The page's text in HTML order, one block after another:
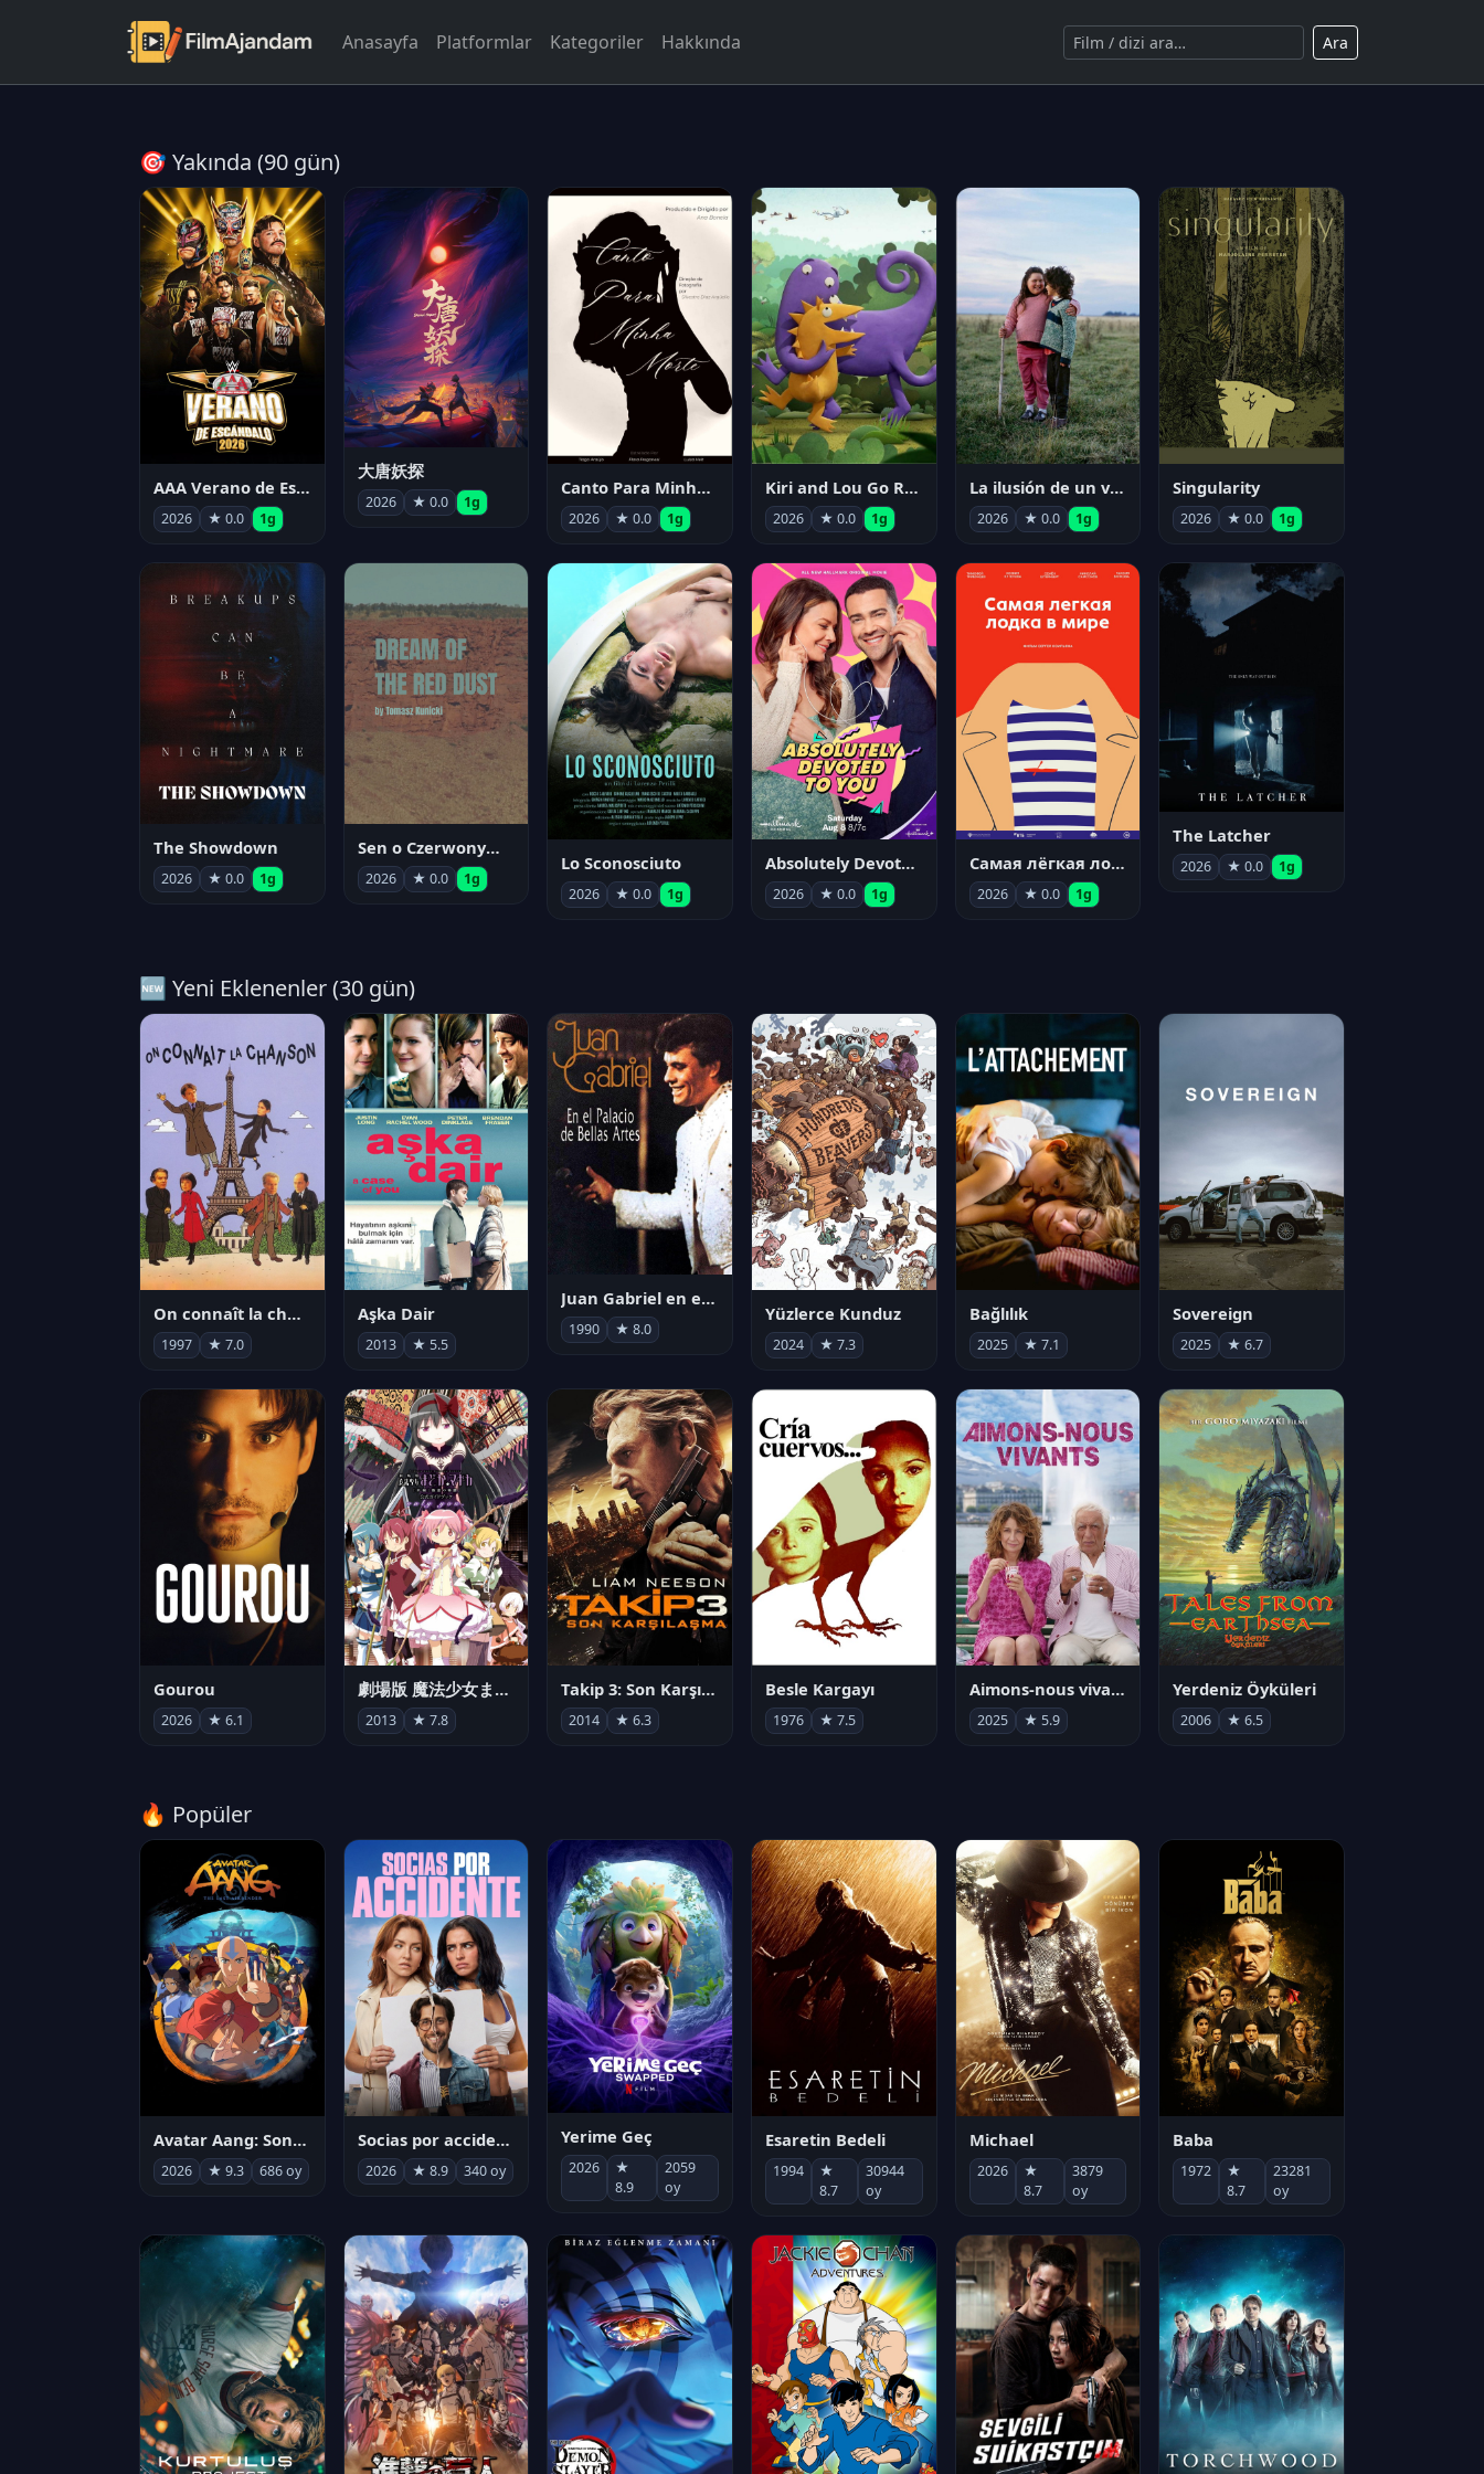
Anasayfa Platformlar Kategoriler Hakkında Ara
🎯 Yakında (90 gün)
AAA Verano de Escándalo 2026 - Week 3
2026 ★ 0.0 1g
大唐妖探
2026 ★ 0.0 1g
Canto Para Minha Morte
2026 ★ 0.0 1g
Kiri and Lou Go Raaa!
2026 ★ 0.0 1g
La ilusión de un verano sin fin
2026 ★ 0.0 1g
Singularity
2026 ★ 0.0 1g
The Showdown
2026 ★ 0.0 1g
Sen o Czerwonym Pyle
2026 ★ 0.0 1g
Lo Sconosciuto
2026 ★ 0.0 1g
Absolutely Devoted to You
2026 ★ 0.0 1g
Самая лёгкая лодка в мире
2026 ★ 0.0 1g
The Latcher
2026 ★ 0.0 1g
🆕 Yeni Eklenenler (30 gün)
On connaît la chanson
1997 ★ 7.0
Aşka Dair
2013 ★ 5.5
Juan Gabriel en el Palacio de Bellas Artes
1990 ★ 8.0
Yüzlerce Kunduz
2024 ★ 7.3
Bağlılık
2025 ★ 7.1
Sovereign
2025 ★ 6.7
Gourou
2026 ★ 6.1
劇場版 魔法少女まどか☆マギカ[新編]叛逆の物語
2013 ★ 7.8
Takip 3: Son Karşılaşma
2014 ★ 6.3
Besle Kargayı
1976 ★ 7.5
Aimons-nous vivants
2025 ★ 5.9
Yerdeniz Öyküleri
2006 ★ 6.5
🔥 Popüler
Avatar Aang: Son Havabükücü
2026 ★ 9.3 686 oy
Socias por accidente
2026 ★ 8.9 340 oy
Yerime Geç
2026
★
8.9
2059
oy
Esaretin Bedeli
1994
★
8.7
30944
oy
Michael
2026
★
8.7
3879
oy
Baba
1972
★
8.7
23281
oy